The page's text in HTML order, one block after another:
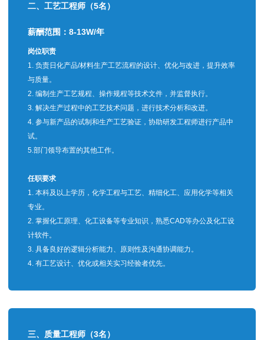
二、工艺工程师（5名）
薪酬范围：8-13W/年
岗位职责
1. 负责日化产品/材料生产工艺流程的设计、优化与改进，提升效率
与质量。
2. 编制生产工艺规程、操作规程等技术文件，并监督执行。
3. 解决生产过程中的工艺技术问题，进行技术分析和改进。
4. 参与新产品的试制和生产工艺验证，协助研发工程师进行产品中
试。
5.部门领导布置的其他工作。
任职要求
1. 本科及以上学历，化学工程与工艺、精细化工、应用化学等相关
专业。
2. 掌握化工原理、化工设备等专业知识，熟悉CAD等办公及化工设
计软件。
3. 具备良好的逻辑分析能力、原则性及沟通协调能力。
4. 有工艺设计、优化或相关实习经验者优先。
三、 质量工程师（3名）